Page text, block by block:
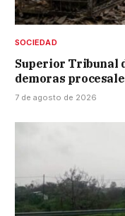
SOCIEDAD
Superior Tribunal
demoras
7 de agosto de 2026